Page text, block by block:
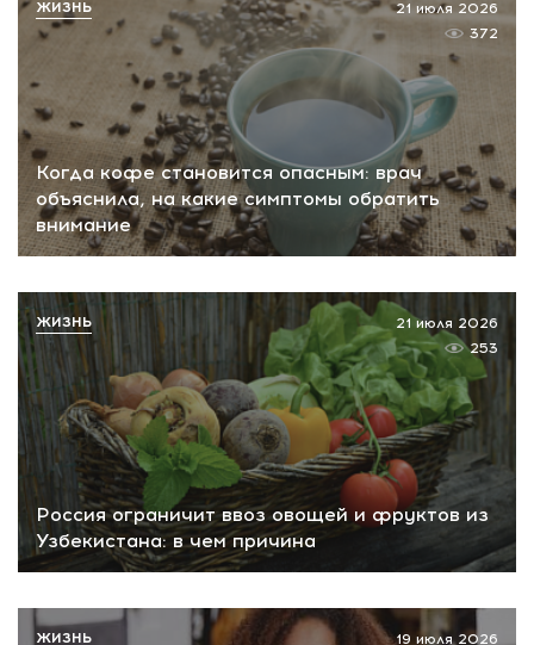
Когда кофе становится опасным: врач
объяснила, на какие симптомы обратить
внимание
21 июля 2026
372
ЖИЗНЬ
Россия ограничит ввоз овощей и фруктов из
Узбекистана: в чем причина
21 июля 2026
253
ЖИЗНЬ
19 июля 2026
ЖИЗНЬ